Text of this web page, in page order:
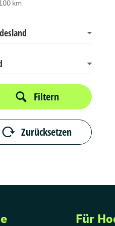
km
Filtern
Zurücksetzen
Für